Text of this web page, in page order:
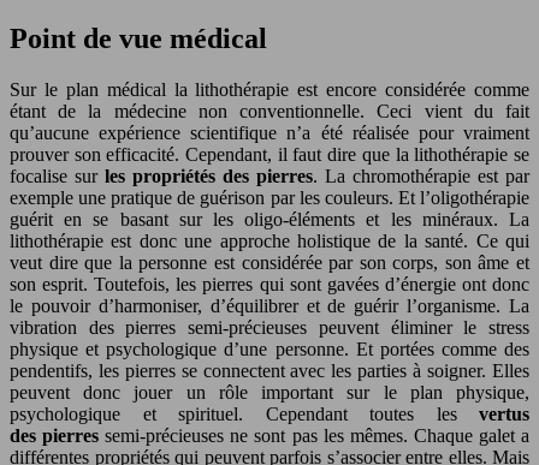
Point de vue médical
Sur le plan médical la lithothérapie est encore considérée comme
étant de la médecine non conventionnelle. Ceci vient du fait
qu’aucune expérience scientifique n’a été réalisée pour vraiment
prouver son efficacité. Cependant, il faut dire que la lithothérapie se
focalise sur les propriétés des pierres. La chromothérapie est par
exemple une pratique de guérison par les couleurs. Et l’oligothérapie
guérit en se basant sur les oligo-éléments et les minéraux. La
lithothérapie est donc une approche holistique de la santé. Ce qui
veut dire que la personne est considérée par son corps, son âme et
son esprit. Toutefois, les pierres qui sont gavées d’énergie ont donc
le pouvoir d’harmoniser, d’équilibrer et de guérir l’organisme. La
vibration des pierres semi-précieuses peuvent éliminer le stress
physique et psychologique d’une personne. Et portées comme des
pendentifs, les pierres se connectent avec les parties à soigner. Elles
peuvent donc jouer un rôle important sur le plan physique,
psychologique et spirituel. Cependant toutes les vertus
des pierres semi-précieuses ne sont pas les mêmes. Chaque galet a
différentes propriétés qui peuvent parfois s’associer entre elles. Mais